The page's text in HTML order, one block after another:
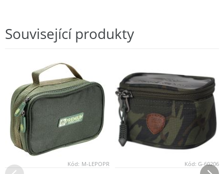
Související produkty
Kód: M-LEPOPR Kód: G-60206